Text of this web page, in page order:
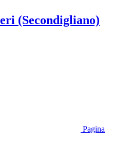
(Secondigliano)
Pagina